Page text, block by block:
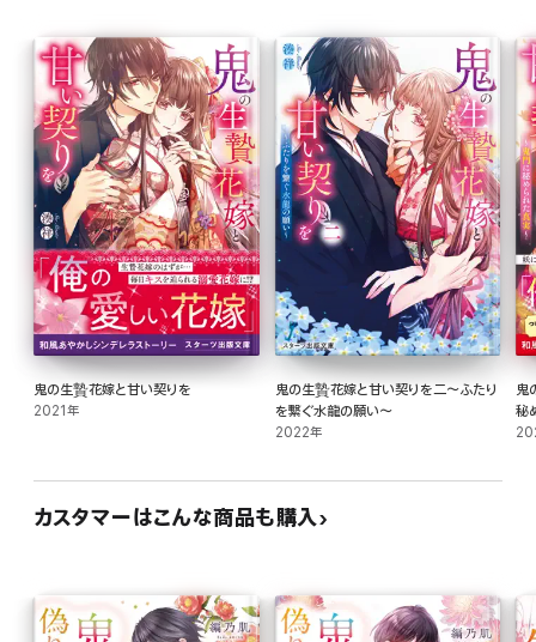
鬼の生贄花嫁と甘い契りを
2021年
鬼の生贄花嫁と甘い契りを二～ふたり
を繋ぐ水龍の願い～
2022年
鬼
秘
カスタマーはこんな商品も購入